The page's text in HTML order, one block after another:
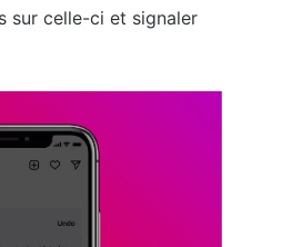
sur celle-ci et signaler